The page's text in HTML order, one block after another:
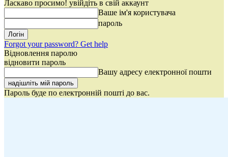
Ласкаво просимо! увійдіть в свій аккаунт
Ваше ім'я користувача
пароль
Forgot your password? Get help
Відновлення паролю
відновити пароль
Вашу адресу електронної пошти
Пароль буде по електронній пошті до вас.